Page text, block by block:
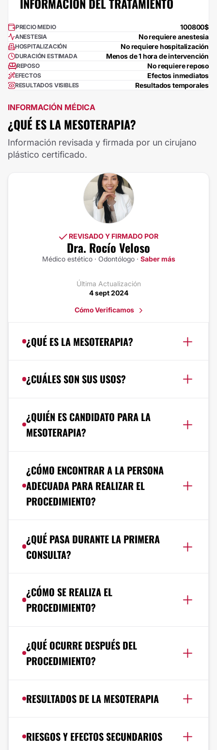
PRECIO MEDIO 100800$
ANESTESIA No requiere anestesia
HOSPITALIZACIÓN No requiere hospitalización
DURACIÓN ESTIMADA Menos de 1 hora de intervención
REPOSO No requiere reposo
EFECTOS Efectos inmediatos
RESULTADOS VISIBLES Resultados temporales
INFORMACIÓN MÉDICA
¿QUÉ ES LA MESOTERAPIA?
Información revisada y firmada por un cirujano
plástico certificado.
REVISADO Y FIRMADO POR
Dra. Rocío Veloso
Médico estético · Odontólogo · Saber más
Última Actualización
4 sept 2024
Cómo Verificamos
¿QUÉ ES LA MESOTERAPIA?
¿CUÁLES SON SUS USOS?
¿QUIÉN ES CANDIDATO PARA LA
MESOTERAPIA?
¿CÓMO ENCONTRAR A LA PERSONA
ADECUADA PARA REALIZAR EL
PROCEDIMIENTO?
¿QUÉ PASA DURANTE LA PRIMERA
CONSULTA?
¿CÓMO SE REALIZA EL
PROCEDIMIENTO?
¿QUÉ OCURRE DESPUÉS DEL
PROCEDIMIENTO?
RESULTADOS DE LA MESOTERAPIA
RIESGOS Y EFECTOS SECUNDARIOS